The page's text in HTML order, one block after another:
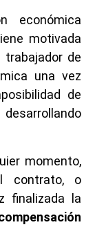
económica
motivada
trabajador de
una vez
de
momento,
contrato, o
finalizada la